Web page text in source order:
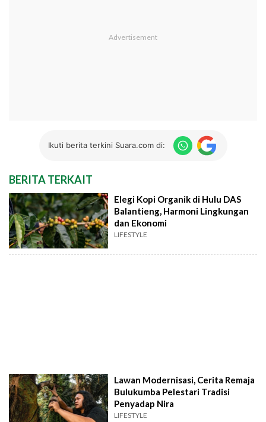
Ikuti berita terkini Suara.com di:
BERITA TERKAIT
Elegi Kopi Organik di Hulu DAS
Balantieng, Harmoni Lingkungan
dan Ekonomi
LIFESTYLE
Lawan Modernisasi, Cerita Remaja
Bulukumba Pelestari Tradisi
Penyadap Nira
LIFESTYLE